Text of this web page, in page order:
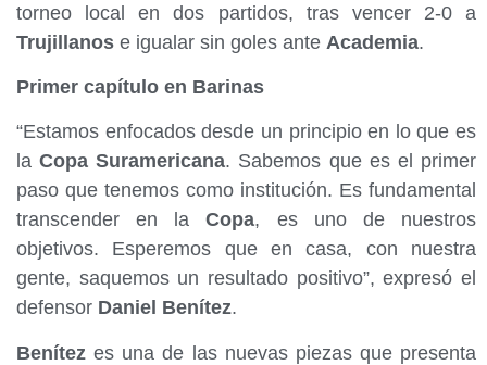
torneo local en dos partidos, tras vencer 2-0 a
Trujillanos e igualar sin goles ante Academia.
Primer capítulo en Barinas
“Estamos enfocados desde un principio en lo que es
laCopa Suramericana. Sabemos que es el primer
paso que tenemos como institución. Es fundamental
transcender en laCopa, es uno de nuestros
objetivos. Esperemos que en casa, con nuestra
gente, saquemos un resultado positivo”, expresó el
defensor Daniel Benítez.
Benítez es una de las nuevas piezas que presenta